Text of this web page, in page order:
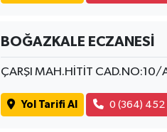
BOĞAZKALE ECZANESİ
ÇARŞI MAH.HİTİT CAD.NO:10/
Yol Tarifi Al 0 (364) 452